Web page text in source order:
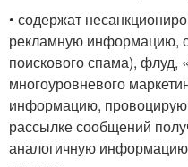
• содержат
рекламную информацию,
поискового спама), флуд,
многоуровневого
информацию,
рассылке сообщений
аналогичную